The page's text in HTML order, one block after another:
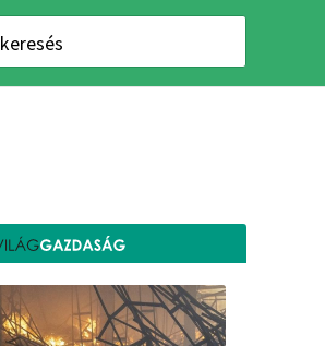
keresés